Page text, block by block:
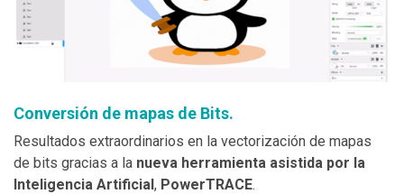
Conversión de mapas de Bits.
Resultados extraordinarios en la vectorización de mapas
de bits gracias a la nueva herramienta asistida por la
Inteligencia Artificial, PowerTRACE.